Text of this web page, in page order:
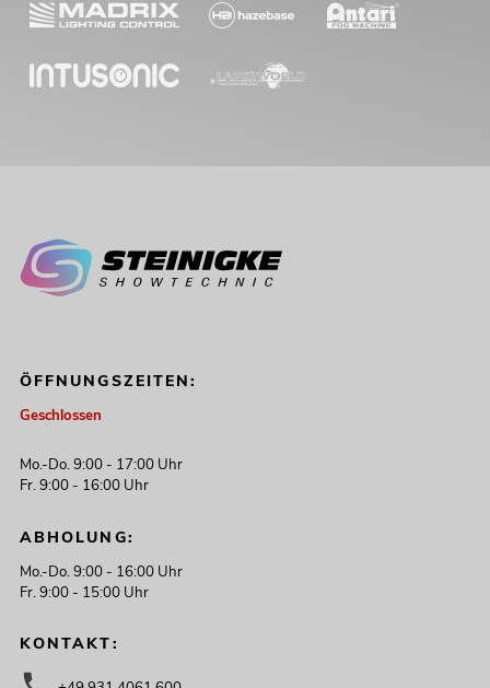
ÖFFNUNGSZEITEN:
Geschlossen
Mo.-Do. 9:00 - 17:00 Uhr
Fr. 9:00 - 16:00 Uhr
ABHOLUNG:
Mo.-Do. 9:00 - 16:00 Uhr
Fr. 9:00 - 15:00 Uhr
KONTAKT: